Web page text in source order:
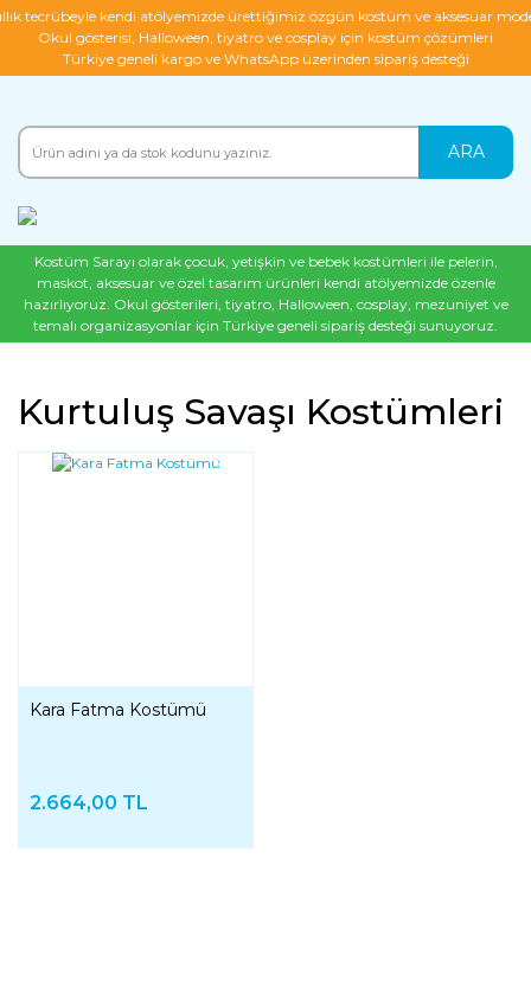
tecrübeyle kendi atölyemizde ürettiğimiz özgün kostüm ve aksesuar
Okul gösterisi, Halloween, tiyatro ve cosplay için kostüm çözümleri
Türkiye geneli kargo ve WhatsApp üzerinden sipariş desteği
ARA
Kostüm Sarayı olarak çocuk, yetişkin ve bebek kostümleri ile pelerin,
maskot, aksesuar ve özel tasarım ürünleri kendi atölyemizde özenle
hazırlıyoruz. Okul gösterileri, tiyatro, Halloween, cosplay, mezuniyet ve
temalı organizasyonlar için Türkiye geneli sipariş desteği sunuyoruz.
Kurtuluş Savaşı Kostümleri
YENI
Kara Fatma Kostümü
2.664,00 TL